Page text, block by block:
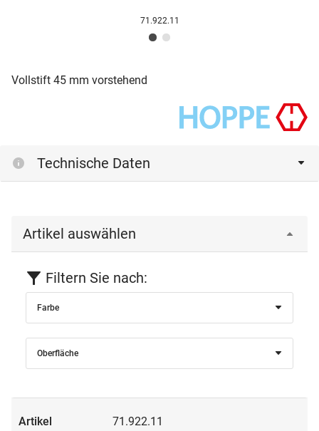
71.922.11
Vollstift 45 mm vorstehend
Technische Daten
Artikel auswählen
Filtern Sie nach:
Farbe
Oberfläche
71.922.11